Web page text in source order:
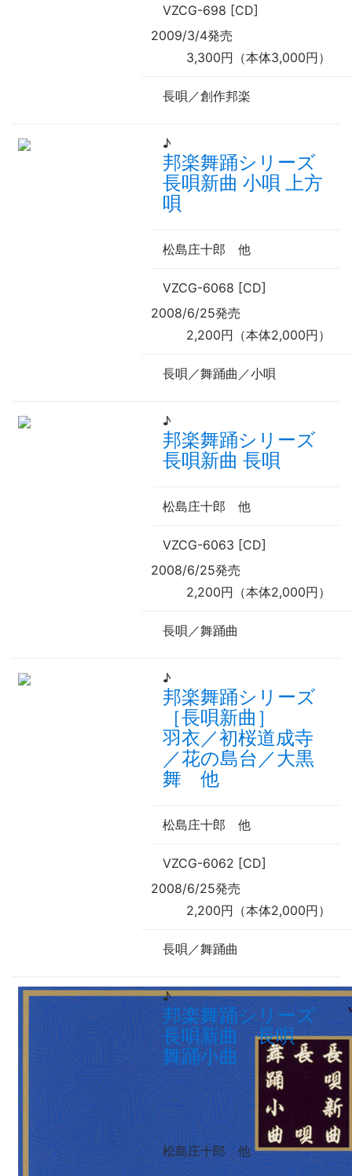
VZCG-698 [CD]
2009/3/4発売
3,300円（本体3,000円）
長唄／創作邦楽
♪
邦楽舞踊シリーズ
長唄新曲 小唄 上方
唄
松島庄十郎 他
VZCG-6068 [CD]
2008/6/25発売
2,200円（本体2,000円）
長唄／舞踊曲／小唄
♪
邦楽舞踊シリーズ
長唄新曲 長唄
松島庄十郎 他
VZCG-6063 [CD]
2008/6/25発売
2,200円（本体2,000円）
長唄／舞踊曲
♪
邦楽舞踊シリーズ
［長唄新曲］
羽衣／初桜道成寺
／花の島台／大黒
舞 他
松島庄十郎 他
VZCG-6062 [CD]
2008/6/25発売
2,200円（本体2,000円）
長唄／舞踊曲
♪
邦楽舞踊シリーズ
長唄新曲 長唄
舞踊小曲
松島庄十郎 他